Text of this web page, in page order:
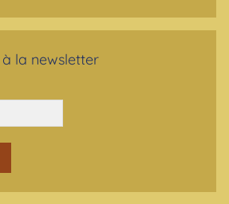
la newsletter